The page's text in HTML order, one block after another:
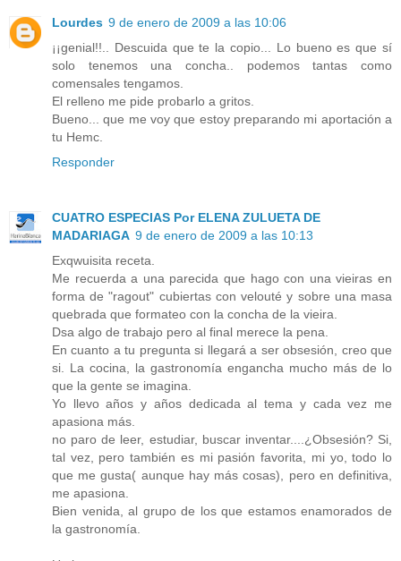
Lourdes 9 de enero de 2009 a las 10:06
¡¡genial!!.. Descuida que te la copio... Lo bueno es que sí
solo tenemos una concha.. podemos tantas como
comensales tengamos.
El relleno me pide probarlo a gritos.
Bueno... que me voy que estoy preparando mi aportación a
tu Hemc.
Responder
CUATRO ESPECIAS Por ELENA ZULUETA DE
MADARIAGA 9 de enero de 2009 a las 10:13
Exqwuisita receta.
Me recuerda a una parecida que hago con una vieiras en
forma de "ragout" cubiertas con velouté y sobre una masa
quebrada que formateo con la concha de la vieira.
Dsa algo de trabajo pero al final merece la pena.
En cuanto a tu pregunta si llegará a ser obsesión, creo que
si. La cocina, la gastronomía engancha mucho más de lo
que la gente se imagina.
Yo llevo años y años dedicada al tema y cada vez me
apasiona más.
no paro de leer, estudiar, buscar inventar....¿Obsesión? Si,
tal vez, pero también es mi pasión favorita, mi yo, todo lo
que me gusta( aunque hay más cosas), pero en definitiva,
me apasiona.
Bien venida, al grupo de los que estamos enamorados de
la gastronomía.